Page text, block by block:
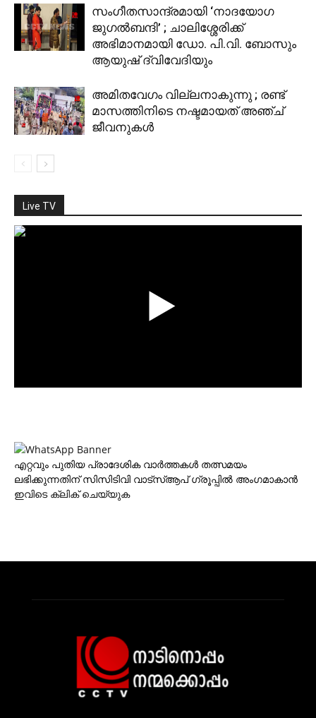
സംഗീതസാന്ദ്രമായി ‘നാദയോഗ
ജുഗല്‍ബന്ദി’ ; ചാലിശ്ശേരിക്ക്
അഭിമാനമായി ഡോ. പി.വി. ബോസും
ആയുഷ് ദ്വിവേദിയും
അമിതവേഗം വില്ലനാകുന്നു ; രണ്ട്
മാസത്തിനിടെ നഷ്ടമായത് അഞ്ച്
ജീവനുകള്‍
Live TV
എറ്റവും പുതിയ പ്രാദേശിക വാര്‍ത്തകള്‍ തത്സമയം
ലഭിക്കുന്നതിന് സിസിടിവി വാട്‌സ്ആപ് ഗ്രൂപ്പില്‍ അംഗമാകാന്‍
ഇവിടെ ക്ലിക് ചെയ്യുക